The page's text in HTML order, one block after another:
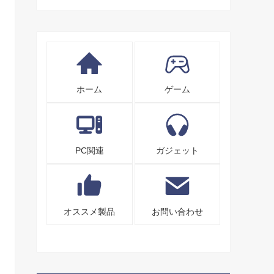
ホーム ゲーム
PC関連 ガジェット
オススメ製品 お問い合わせ